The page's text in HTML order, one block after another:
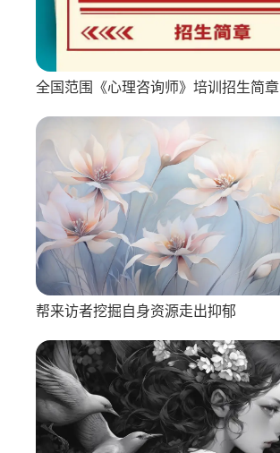
全国范围《心理咨询师》培训招生简章
帮来访者挖掘自身资源走出抑郁